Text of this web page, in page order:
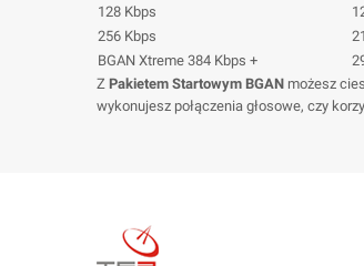
128 Kbps
256 Kbps
21
BGAN Xtreme 384 Kbps +
Z Pakietem Startowym BGAN możesz
wykonujesz połączenia głosowe, czy